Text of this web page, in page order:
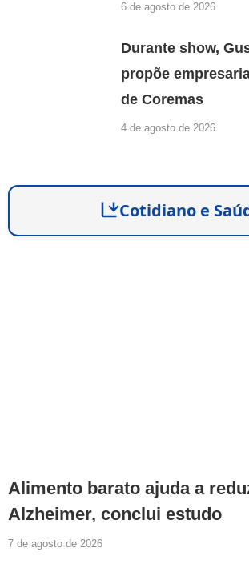
6 de agosto de 2026
Durante show,
propõe
de Coremas
4 de agosto de 2026
Cotidiano e
Alimento barato ajuda a
Alzheimer, conclui estudo
7 de agosto de 2026